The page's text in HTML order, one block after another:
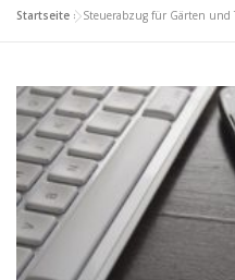
Startseite »Steuerabzug für Gärten und